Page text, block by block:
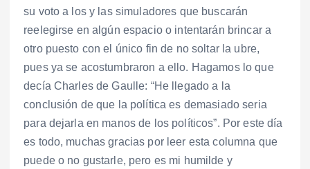
su voto a los y las simuladores que buscarán
reelegirse en algún espacio o intentarán brincar a
otro puesto con el único fin de no soltar la ubre,
pues ya se acostumbraron a ello. Hagamos lo que
decía Charles de Gaulle: “He llegado a la
conclusión de que la política es demasiado seria
para dejarla en manos de los políticos”. Por este día
es todo, muchas gracias por leer esta columna que
puede o no gustarle, pero es mi humilde y